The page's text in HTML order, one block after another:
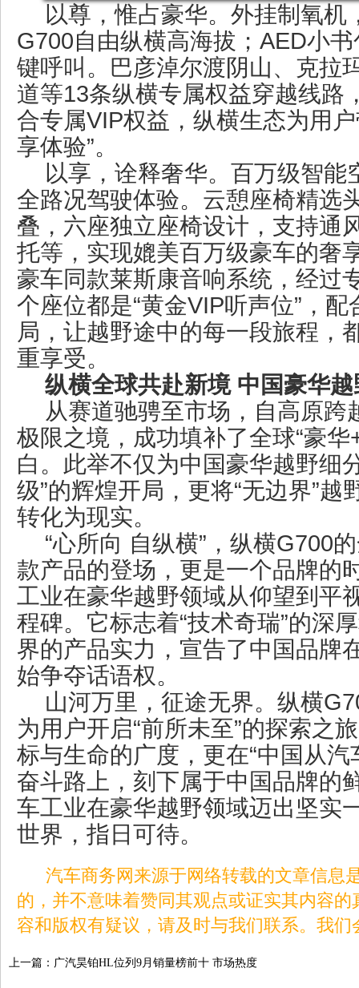
以尊，惟占豪华。外挂制氧机
G700自由纵横高海拔；AED小
键呼叫。巴彦淖尔渡阴山、克拉
道等13条纵横专属权益穿越线路
合专属VIP权益，纵横生态为用
享体验”。
以享，诠释奢华。百万级智能
全路况驾驶体验。云憩座椅精选
叠，六座独立座椅设计，支持通
托等，实现媲美百万级豪车的奢
豪车同款莱斯康音响系统，经过
个座位都是“黄金VIP听声位”，
局，让越野途中的每一段旅程，
重享受。
纵横全球共赴新境 中国豪华
从赛道驰骋至市场，自高原跨
极限之境，成功填补了全球“豪
白。此举不仅为中国豪华越野细
级”的辉煌开局，更将“无边界”
转化为现实。
“心所向 自纵横”，纵横G700
款产品的登场，更是一个品牌的
工业在豪华越野领域从仰望到平
程碑。它标志着“技术奇瑞”的深
界的产品实力，宣告了中国品牌
始争夺话语权。
山河万里，征途无界。纵横
为用户开启“前所未至”的探索之
标与生命的广度，更在“中国从
奋斗路上，刻下属于中国品牌的
车工业在豪华越野领域迈出坚实
世界，指日可待。
汽车商务网来源于网络转载的文章信息
的，并不意味着赞同其观点或证实其内容
容和版权有疑议，请及时与我们联系。我
上一篇： 广汽昊铂HL位列9月销量榜前十 市场热度